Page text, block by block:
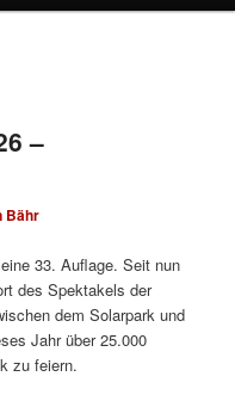
–
Bähr
33. Auflage. Seit nun
des Spektakels der
dem Solarpark und
Jahr über 25.000
zu feiern.